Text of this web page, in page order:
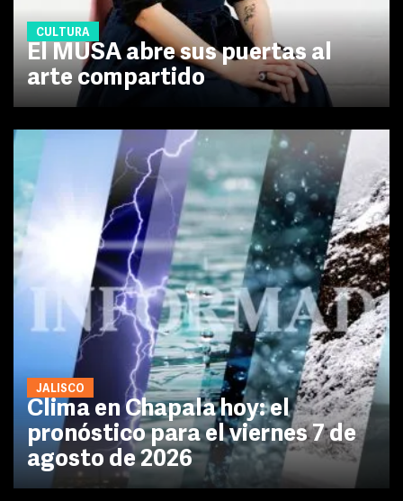
CULTURA
El MUSA abre sus puertas al
arte compartido
JALISCO
Clima en Chapala hoy: el
pronóstico para el viernes 7 de
agosto de 2026